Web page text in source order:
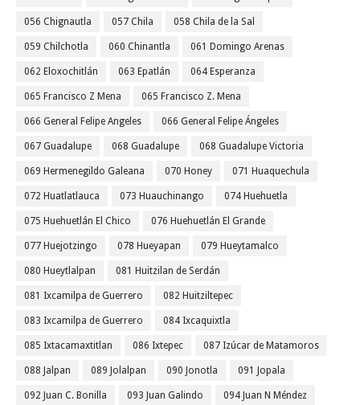
056 Chignautla 057 Chila 058 Chila de la Sal
059 Chilchotla 060 Chinantla 061 Domingo Arenas
062 Eloxochitlán 063 Epatlán 064 Esperanza
065 Francisco Z Mena 065 Francisco Z. Mena
066 General Felipe Angeles 066 General Felipe Ángeles
067 Guadalupe 068 Guadalupe 068 Guadalupe Victoria
069 Hermenegildo Galeana 070 Honey 071 Huaquechula
072 Huatlatlauca 073 Huauchinango 074 Huehuetla
075 Huehuetlán El Chico 076 Huehuetlán El Grande
077 Huejotzingo 078 Hueyapan 079 Hueytamalco
080 Hueytlalpan 081 Huitzilan de Serdán
081 Ixcamilpa de Guerrero 082 Huitziltepec
083 Ixcamilpa de Guerrero 084 Ixcaquixtla
085 Ixtacamaxtitlan 086 Ixtepec 087 Izúcar de Matamoros
088 Jalpan 089 Jolalpan 090 Jonotla 091 Jopala
092 Juan C. Bonilla 093 Juan Galindo 094 Juan N Méndez